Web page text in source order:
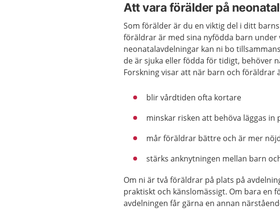
Att vara förälder på
Som förälder är du en viktig del i ditt
föräldrar är med sina nyfödda barn under
neonatalavdelningar kan ni bo
de är sjuka eller födda för tidigt, behöver
Forskning visar att när barn och föräldrar
blir vårdtiden ofta kortare
minskar risken att behöva läggas in
mår föräldrar bättre och är mer
stärks anknytningen mellan barn
Om ni är två föräldrar på plats på
praktiskt och känslomässigt. Om bara en
avdelningen får gärna en annan